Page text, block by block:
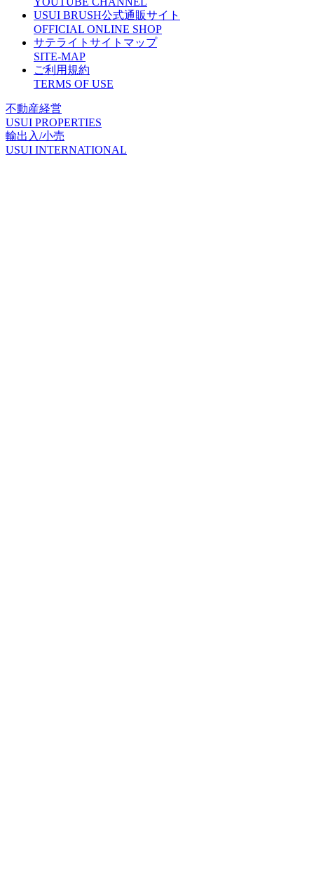
USUI BRUSH公式通販サイト
OFFICIAL ONLINE SHOP
サテライトサイトマップ
SITE-MAP
ご利用規約
TERMS OF USE
不動産経営
USUI PROPERTIES
輸出入/小売
USUI INTERNATIONAL